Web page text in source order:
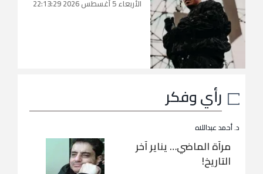
الأربعاء 5 أغسطس 2026 22:13:29
رأي وفكر
د. أحمد عبداللاه
مرآة الماضي… يناير آخر
التاريخ!